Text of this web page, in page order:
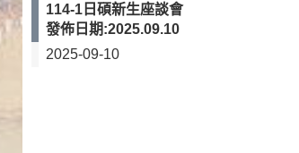
114-1日碩新生座談會
發佈日期:2025.09.10
2025-09-10